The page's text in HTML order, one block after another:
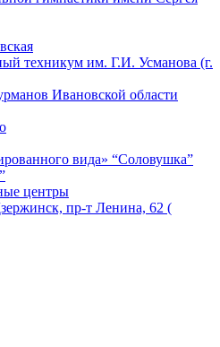
техникум им. Г.И. Усманова (г.
Ивановской области
вида» “Соловушка”
центры
пр-т Ленина, 62 (